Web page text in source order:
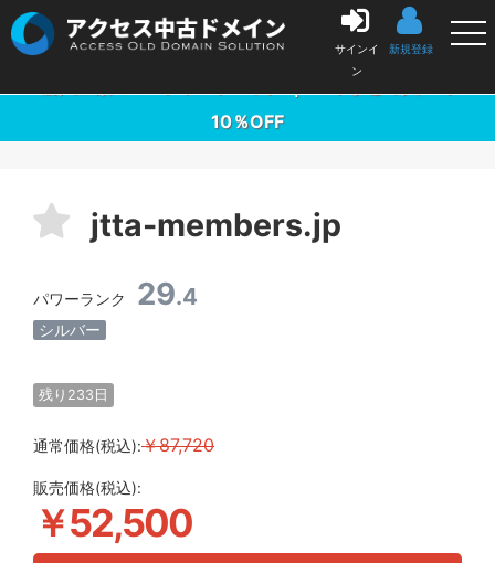
サインイ
ン
新規登録
10％OFF
jtta-members.jp
パワーランク 29.4
シルバー
残り233日
通常価格(税込):￥87,720
販売価格(税込):
￥52,500